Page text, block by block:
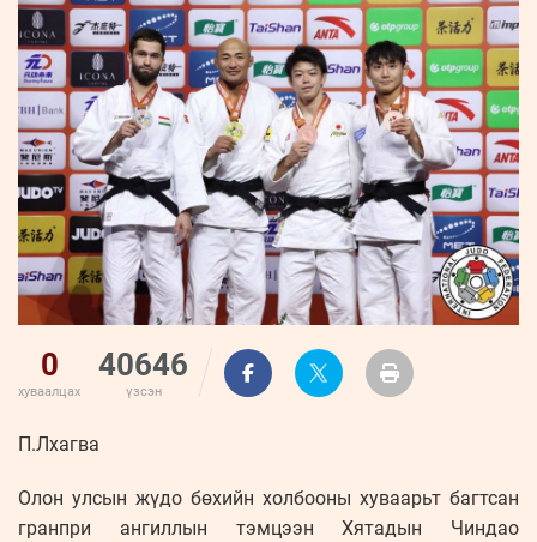
Бүртгүүлэх
Нэвтрэх
Бизнес
хөгжил
Leaderships
forum
ФОТО
УРЛАГ
ҮНДЭСНИЙ
МЭДЭЭЛЛИЙН
ТӨВ
ВИДЕО
ZUUNII
MEDEE
WEEKLY
0
хуваалцах
40646
үзсэн
П.Лхагва
Олон улсын жүдо бөхийн холбооны хуваарьт багтсан
гранпри ангиллын тэмцээн Хятадын Чиндао